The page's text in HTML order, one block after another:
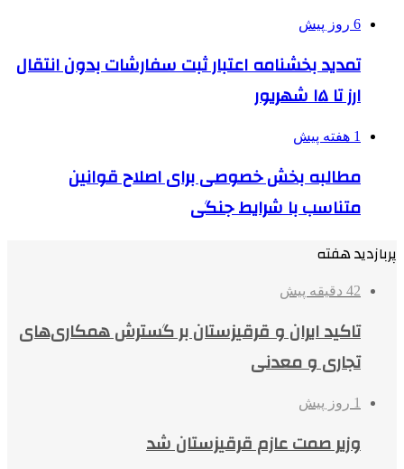
6 روز پیش
تمدید بخشنامه اعتبار ثبت سفارشات بدون انتقال
ارز تا ۱۵ شهریور
1 هفته پیش
مطالبه بخش خصوصی برای اصلاح قوانین
متناسب با شرایط جنگی
پربازدید هفته
42 دقیقه پیش
تاکید ایران و قرقیزستان بر گسترش همکاری‌های
تجاری و معدنی
1 روز پیش
وزیر صمت عازم قرقیزستان شد